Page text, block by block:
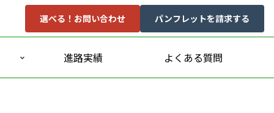
進路実績 よくある質問
選べる！お問い合わせ パンフレットを請求する